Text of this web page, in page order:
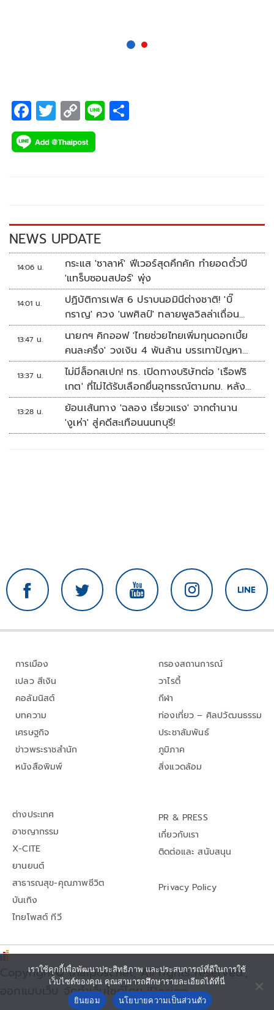
F
ac
e
k
T
wi
tt
C
o
p
k
Li
NEWS UPDATE
14:06 น.
กระแส 'ซาลาห์' ฟีเวอร์สุดคึกคัก ทำยอดตั๋วปี
'แทร็บซอนสปอร์' พุ่ง
14:01 น.
ปฏิบัติการเฟส 6 ปราบนอมินีต่างชาติ! 'บิ๊
กราญ' ควง 'นพศิลป์' ทลายพูลวิลล่าเถื่อน
หัวหิน
13:47 น.
นายกฯ คิกออฟ 'ไทยช่วยไทยเพิ่มทุนดอกเบี้ย
คนละครึ่ง' วงเงิน 4 พันล้าน บรรเทาปัญหา
ปากท้อง
13:37 น.
ไม่มีล็อกสเปก! ทร. เปิดทางบริษัทต่อ 'เรือฟริ
เกต' ที่ไม่ได้รับเลือกยื่นอุทธรณ์ตามกม. หลัง
เซ็นอนุมัติเรียบร้อย
13:28 น.
ย้อนเส้นทาง 'ฉลอง เรี่ยวแรง' จากตำนาน
'งูเห่า' สู่คดีสะเทือนนนทบุรี!
การเมือง
เปลว สีเงิน
คอลัมนิสต์
บทความ
เศรษฐกิจ
ข่าวพระราชสำนัก
หนังสือพิมพ์
กรองสถานการณ์
วาไรตี้
กีฬา
ท่องเที่ยว – ศิลปวัฒนธรรม
ประชาสัมพันธ์
ภูมิภาค
สิ่งแวดล้อม
ต่างประเทศ
อาชญากรรม
X-CITE
ยานยนต์
สาธารณสุข-คุณภาพชีวิต
บันเทิง
ไทยโพสต์ ทีวี
PR & PRESS
เกี่ยวกับเรา
ติดต่อและ สนับสนุน
Privacy Policy
Copyright© thaipost.net, All rights reserved.,
ออกแบบเว็บ จัดทำเว็บไซต์โดย iDesign
เราใช้คุกกี้เพื่อพัฒนาประสิทธิภาพ และประสบการณ์ที่ดีในการใช้
เว็บไซต์ของคุณ คุณสามารถศึกษารายละเอียดได้ที่นี่
ยินยอม
นโยบายความเป็นส่วนตัว